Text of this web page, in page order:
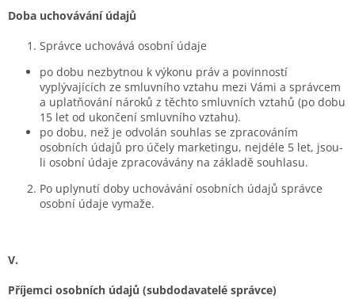
Doba uchovávání údajů
Správce uchovává osobní údaje
po dobu nezbytnou k výkonu práv a povinností
vyplývajících ze smluvního vztahu mezi Vámi a správcem
a uplatňování nároků z těchto smluvních vztahů (po dobu
15 let od ukončení smluvního vztahu).
po dobu, než je odvolán souhlas se zpracováním
osobních údajů pro účely marketingu, nejdéle 5 let, jsou-
li osobní údaje zpracovávány na základě souhlasu.
Po uplynutí doby uchovávání osobních údajů správce
osobní údaje vymaže.
V.
Příjemci osobních údajů (subdodavatelé správce)